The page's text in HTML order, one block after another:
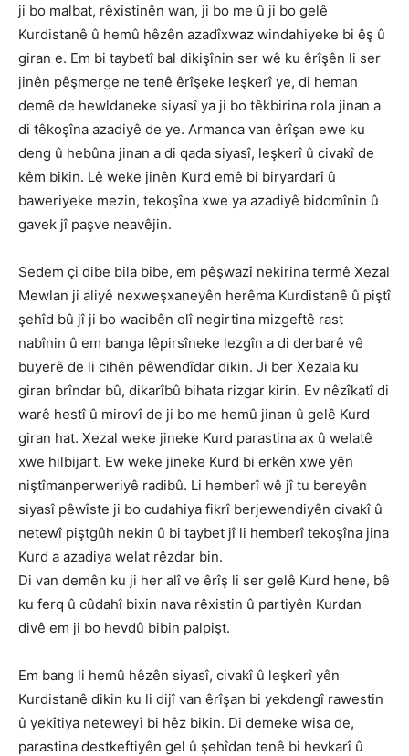
ji bo malbat, rêxistinên wan, ji bo me û ji bo gelê
Kurdistanê û hemû hêzên azadîxwaz windahiyeke bi êş û
giran e. Em bi taybetî bal dikişînin ser wê ku êrîşên li ser
jinên pêşmerge ne tenê êrîşeke leşkerî ye, di heman
demê de hewldaneke siyasî ya ji bo têkbirina rola jinan a
di têkoşîna azadiyê de ye. Armanca van êrîşan ewe ku
deng û hebûna jinan a di qada siyasî, leşkerî û civakî de
kêm bikin. Lê weke jinên Kurd emê bi biryardarî û
baweriyeke mezin, tekoşîna xwe ya azadiyê bidomînin û
gavek jî paşve neavêjin.
Sedem çi dibe bila bibe, em pêşwazî nekirina termê Xezal
Mewlan ji aliyê nexweşxaneyên herêma Kurdistanê û piştî
şehîd bû jî ji bo wacibên olî negirtina mizgeftê rast
nabînin û em banga lêpirsîneke lezgîn a di derbarê vê
buyerê de li cihên pêwendîdar dikin. Ji ber Xezala ku
giran brîndar bû, dikarîbû bihata rizgar kirin. Ev nêzîkatî di
warê hestî û mirovî de ji bo me hemû jinan û gelê Kurd
giran hat. Xezal weke jineke Kurd parastina ax û welatê
xwe hilbijart. Ew weke jineke Kurd bi erkên xwe yên
niştîmanperweriyê radibû. Li hemberî wê jî tu bereyên
siyasî pêwîste ji bo cudahiya fikrî berjewendiyên civakî û
netewî piştgûh nekin û bi taybet jî li hemberî tekoşîna jina
Kurd a azadiya welat rêzdar bin.
Di van demên ku ji her alî ve êrîş li ser gelê Kurd hene, bê
ku ferq û cûdahî bixin nava rêxistin û partiyên Kurdan
divê em ji bo hevdû bibin palpişt.
Em bang li hemû hêzên siyasî, civakî û leşkerî yên
Kurdistanê dikin ku li dijî van êrîşan bi yekdengî rawestin
û yekîtiya neteweyî bi hêz bikin. Di demeke wisa de,
parastina destkeftiyên gel û şehîdan tenê bi hevkarî û